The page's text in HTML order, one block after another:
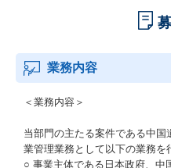
業務内容
＜業務内容＞
当部門の主たる案件である中
業管理業務として以下の業務を
○ 事業主体である日本政府、中